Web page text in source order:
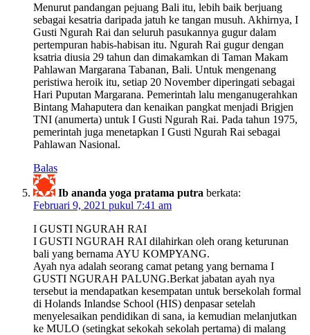
Menurut pandangan pejuang Bali itu, lebih baik berjuang
sebagai kesatria daripada jatuh ke tangan musuh. Akhirnya, I
Gusti Ngurah Rai dan seluruh pasukannya gugur dalam
pertempuran habis-habisan itu. Ngurah Rai gugur dengan
ksatria diusia 29 tahun dan dimakamkan di Taman Makam
Pahlawan Margarana Tabanan, Bali. Untuk mengenang
peristiwa heroik itu, setiap 20 November diperingati sebagai
Hari Puputan Margarana. Pemerintah lalu menganugerahkan
Bintang Mahaputera dan kenaikan pangkat menjadi Brigjen
TNI (anumerta) untuk I Gusti Ngurah Rai. Pada tahun 1975,
pemerintah juga menetapkan I Gusti Ngurah Rai sebagai
Pahlawan Nasional.
Balas
Ib ananda yoga pratama putra berkata:
Februari 9, 2021 pukul 7:41 am
I GUSTI NGURAH RAI
I GUSTI NGURAH RAI dilahirkan oleh orang keturunan
bali yang bernama AYU KOMPYANG.
Ayah nya adalah seorang camat petang yang bernama I
GUSTI NGURAH PALUNG.Berkat jabatan ayah nya
tersebut ia mendapatkan kesempatan untuk bersekolah formal
di Holands Inlandse School (HIS) denpasar setelah
menyelesaikan pendidikan di sana, ia kemudian melanjutkan
ke MULO (setingkat sekokah sekolah pertama) di malang